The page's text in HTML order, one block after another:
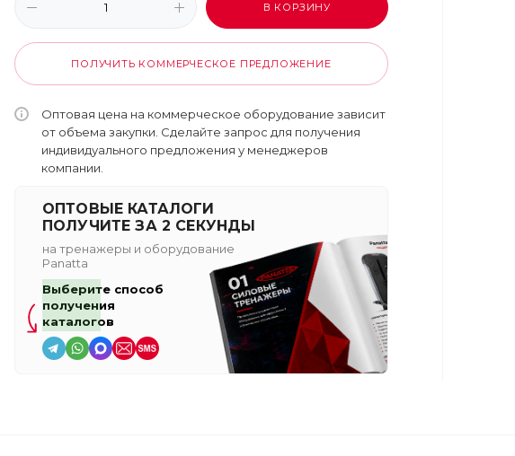
В КОРЗИНУ
ПОЛУЧИТЬ КОММЕРЧЕСКОЕ ПРЕДЛОЖЕНИЕ
Оптовая цена на коммерческое оборудование зависит
от объема закупки. Сделайте запрос для получения
индивидуального предложения у менеджеров
компании.
ОПТОВЫЕ КАТАЛОГИ
ПОЛУЧИТЕ ЗА 2 СЕКУНДЫ
на тренажеры и оборудование
Panatta
Выберите способ
получения
каталогов